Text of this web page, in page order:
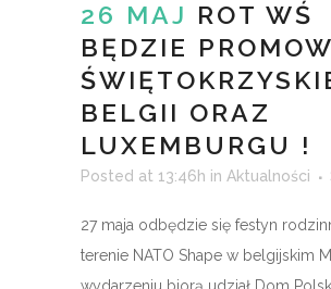
26 MAJ ROT WŚ
BĘDZIE
BELGII ORAZ
LUXEMBURGU !
Posted at 13:46h in Aktualności
27 maja odbędzie się festyn
terenie NATO Shape w belgijskim